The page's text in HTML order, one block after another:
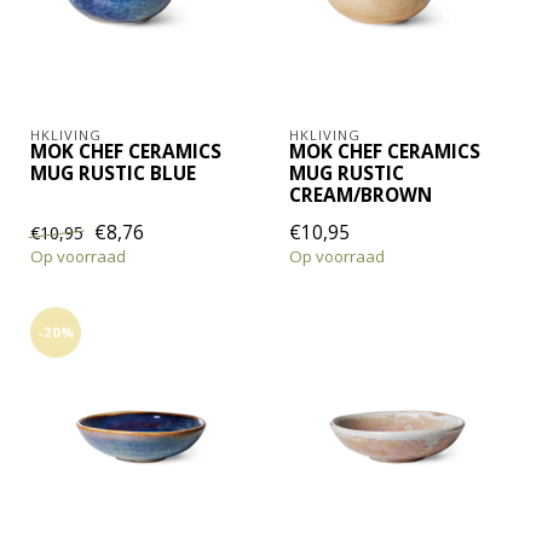
HKLIVING
MOK CHEF CERAMICS
MUG RUSTIC BLUE
€10,95 €8,76
Op voorraad
HKLIVING
MOK CHEF CERAMICS
MUG RUSTIC
CREAM/BROWN
€10,95
Op voorraad
-20%